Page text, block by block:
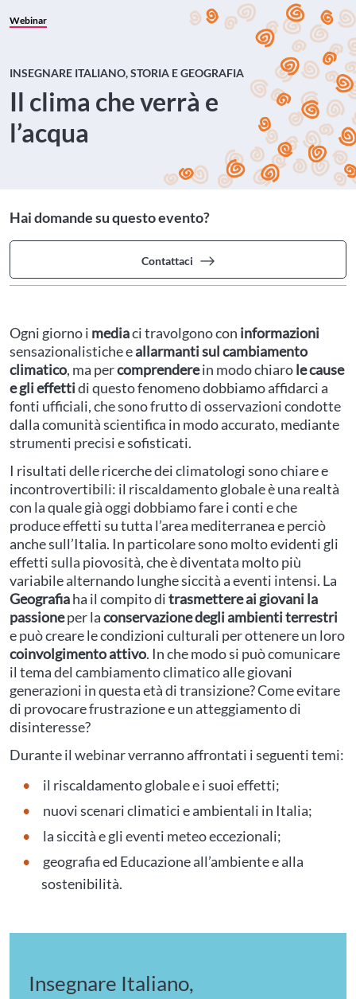
Webinar
INSEGNARE ITALIANO, STORIA E GEOGRAFIA
Il clima che verrà e
l’acqua
Hai domande su questo evento?
Contattaci
Ogni giorno i mediaci travolgono con informazioni
sensazionalistiche eallarmanti sul cambiamento
climatico, ma percomprenderein modo chiarole cause
e gli effettidi questo fenomeno dobbiamo affidarci a
fonti ufficiali, che sono frutto di osservazioni condotte
dalla comunità scientifica in modo accurato, mediante
strumenti precisi e sofisticati.
I risultati delle ricerche dei climatologi sono chiare e
incontrovertibili: il riscaldamento globale è una realtà
con la quale già oggi dobbiamo fare i conti e che
produce effetti su tutta l’area mediterranea e perciò
anche sull’Italia. In particolare sono molto evidenti gli
effetti sulla piovosità, che è diventata molto più
variabile alternando lunghe siccità a eventi intensi. La
Geografiaha il compito ditrasmettere ai giovani la
passioneper laconservazione degli ambienti terrestri
e può creare le condizioni culturali per ottenere un loro
coinvolgimento attivo. In che modo si può comunicare
il tema del cambiamento climatico alle giovani
generazioni in questa età di transizione? Come evitare
di provocare frustrazione e un atteggiamento di
disinteresse?
Durante il webinar verranno affrontati i seguenti temi:
il riscaldamento globale e i suoi effetti;
nuovi scenari climatici e ambientali in Italia;
la siccità e gli eventi meteo eccezionali;
geografia ed Educazione all’ambiente e alla
sostenibilità.
Insegnare Italiano,